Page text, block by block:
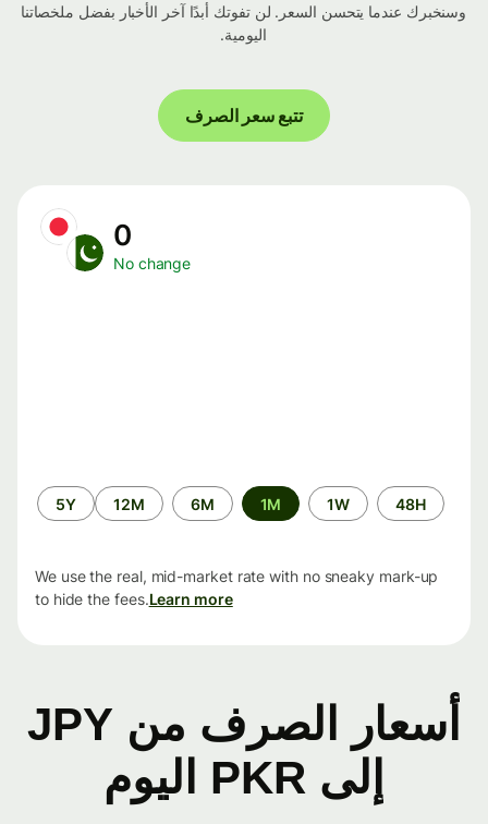
وسنخبرك عندما يتحسن السعر. لن تفوتك أبدًا آخر الأخبار بفضل ملخصاتنا
اليومية.
تتبع سعر الصرف
No change
الفترة
الزمنية
48H
1W
1M
6M
12M
5Y
We use the real, mid-market rate with no sneaky mark-up
to hide the fees.Learn more
أسعار الصرف من JPY
إلى PKR اليوم